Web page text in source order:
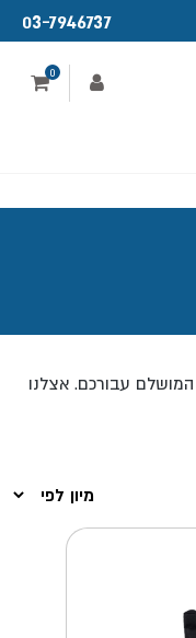
03-7946737
0
עבורכם. אצלנו